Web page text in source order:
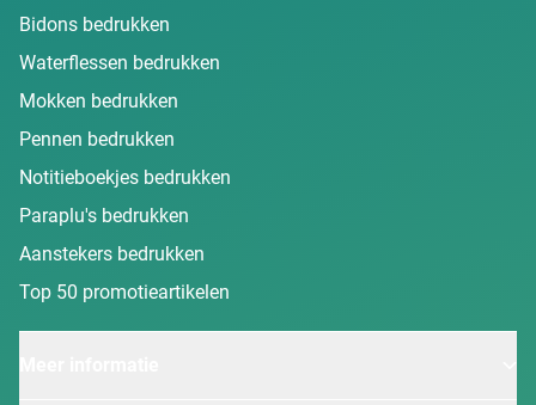
Bidons bedrukken
Waterflessen bedrukken
Mokken bedrukken
Pennen bedrukken
Notitieboekjes bedrukken
Paraplu's bedrukken
Aanstekers bedrukken
Top 50 promotieartikelen